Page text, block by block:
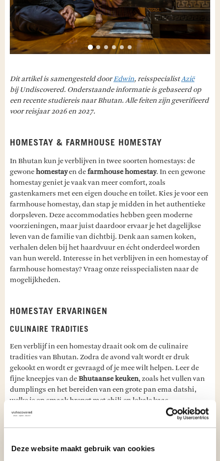
Deze website maakt gebruik van cookies
Dit artikel is samengesteld doorEdwin, reisspecialistAzië
bij Undiscovered. Onderstaande informatie is gebaseerd op
een recente studiereis naar Bhutan. Alle feiten zijn geverifieerd
voor reisjaar 2026 en 2027.
HOMESTAY & FARMHOUSE HOMESTAY
In Bhutan kun je verblijven in twee soorten homestays: de
gewonehomestayen defarmhouse homestay. In een gewone
homestay geniet je vaak van meer comfort, zoals
gastenkamers met een eigen douche en toilet. Kies je voor een
farmhouse homestay, dan stap je midden in het authentieke
dorpsleven. Deze accommodaties hebben geen moderne
voorzieningen, maar juist daardoor ervaar je het dagelijkse
leven van de familie van dichtbij. Denk aan samen koken,
verhalen delen bij het haardvuur en écht onderdeel worden
van hun wereld. Interesse in het verblijven in een homestay of
farmhouse homestay? Vraag onze reisspecialisten naar de
mogelijkheden.
HOMESTAY ERVARINGEN
CULINAIRE TRADITIES
Een verblijf in een homestay draait ook om de culinaire
tradities van Bhutan. Zodra de avond valt wordt er druk
gekookt en wordt er gevraagd of je mee wilt helpen. Leer de
fijne kneepjes van deBhutaanse keuken, zoals het vullen van
dumplings en het bereiden van een grote pan ema datshi,
welke je op smaak brengt met chili en lokale kaas.
de rijke smaken van de Bhutaanse keuken. Elke hap is een